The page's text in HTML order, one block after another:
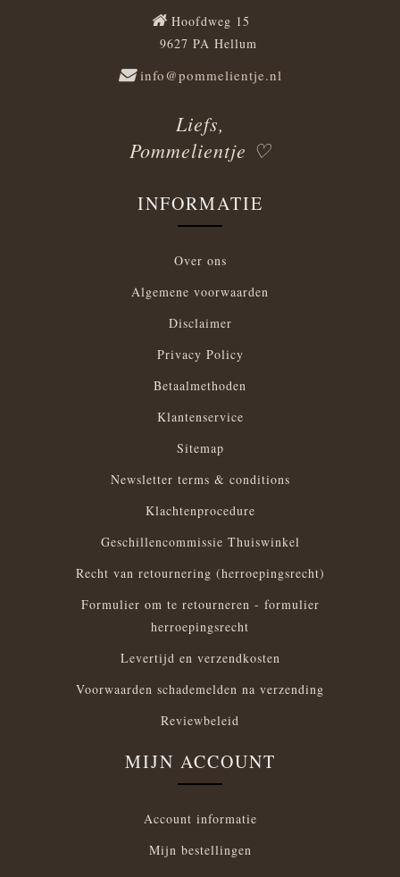
Hoofdweg 15
9627 PA Hellum
info@pommelientje.nl
Liefs,
Pommelientje ♡
INFORMATIE
Over ons
Algemene voorwaarden
Disclaimer
Privacy Policy
Betaalmethoden
Klantenservice
Sitemap
Newsletter terms & conditions
Klachtenprocedure
Geschillencommissie Thuiswinkel
Recht van retournering (herroepingsrecht)
Formulier om te retourneren - formulier
herroepingsrecht
Levertijd en verzendkosten
Voorwaarden schademelden na verzending
Reviewbeleid
MIJN ACCOUNT
Account informatie
Mijn bestellingen